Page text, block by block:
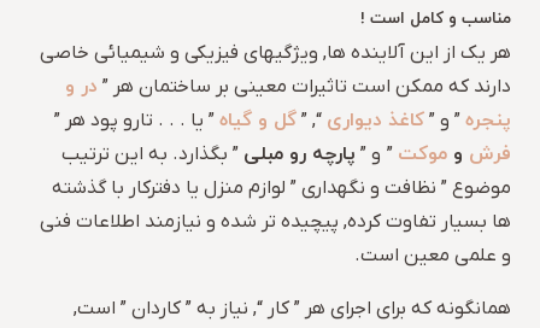
مناسب و کامل است !
هر یک از این آلاینده ها, ویژگیهای فیزیکی و شیمیائی خاصی
دارند که ممکن است تاثیرات معینی بر ساختمان هر ” در و
پنجره ” و ” کاغذ دیواری “, ” گل و گیاه ” یا . . . تارو پود هر ”
فرش و موکت ” و ” پارچه رو مبلی ” بگذارد. به این ترتیب
موضوع ” نظافت و نگهداری ” لوازم منزل یا دفترکار با گذشته
ها بسیار تفاوت کرده, پیچیده تر شده و نیازمند اطلاعات فنی
و علمی معین است.
همانگونه که برای اجرای هر ” کار “, نیاز به ” کاردان ” است,